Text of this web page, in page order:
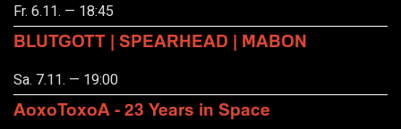
Fr. 6.11. — 18:45
BLUTGOTT | SPEARHEAD | MABON
Sa. 7.11. — 19:00
AoxoToxoA - 23 Years in Space